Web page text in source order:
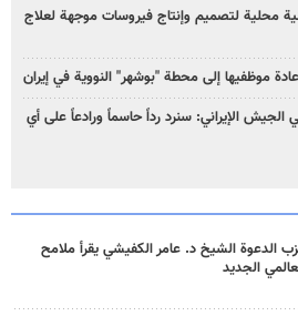
محلية لتصميم وإنتاج فيروسات موجهة لعلاج
موظفيها إلى محطة "بوشهر" النووية في إيران
الجيش الإيراني: سنرد رداً حاسماً ورادعاً على أي
الدعوة الشيخ د. عامر الكفيشي يقرأ ملامح
الجديد